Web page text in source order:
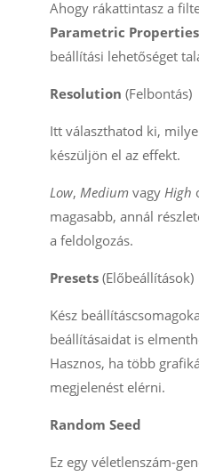
Ahogy rákattintasz a
Parametric Properties
beállítási lehetőséget
Resolution (Felbontás)
Itt választhatod ki,
készüljön el az effekt.
Low, Mediumvagy High
magasabb, annál
a feldolgozás.
Presets(Előbeállítások)
Kész
beállításaidat is
Hasznos, ha több
megjelenést elérni.
Random Seed
Ez egy véletlenszám-